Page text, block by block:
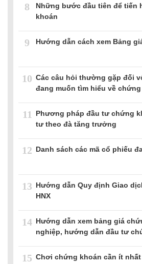
8
Những bước đầu tiên để tiến
khoán
9 Hướng dẫn cách xem Bảng
10 Các câu hỏi thường gặp đối
đang muốn tìm hiểu về
11
Phương pháp đầu tư chứng
tư theo đà tăng trưởng
12 Danh sách các mã cổ phiếu
13 Hướng dẫn Quy định Giao
HNX
14 Hướng dẫn xem bảng giá
nghiệp, hướng dẫn đầu tư
15 Chơi chứng khoán cần ít